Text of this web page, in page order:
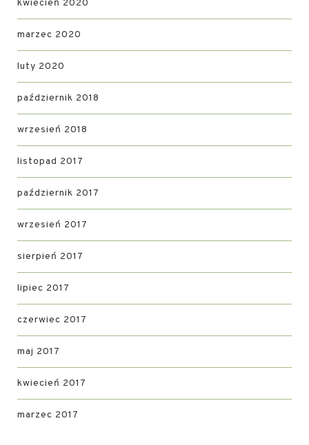
kwiecień 2020
marzec 2020
luty 2020
październik 2018
wrzesień 2018
listopad 2017
październik 2017
wrzesień 2017
sierpień 2017
lipiec 2017
czerwiec 2017
maj 2017
kwiecień 2017
marzec 2017